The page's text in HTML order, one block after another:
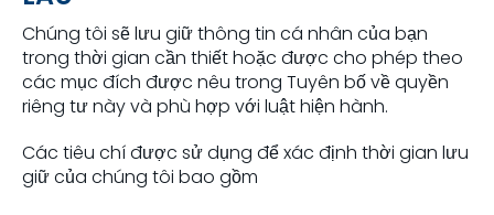
Chúng tôi sẽ lưu giữ thông tin cá nhân của bạn
trong thời gian cần thiết hoặc được cho phép theo
các mục đích được nêu trong Tuyên bố về quyền
riêng tư này và phù hợp với luật hiện hành.
Các tiêu chí được sử dụng để xác định thời gian lưu
giữ của chúng tôi bao gồm